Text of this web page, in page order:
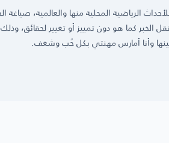
الرياضية المحلية منها والعالمية، صياغة
الخبر كما هو دون تمييز أو تغيير لحقائق،